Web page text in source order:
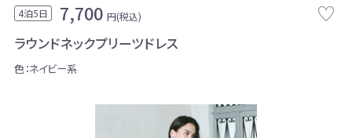
4泊5日 7,700 円(税込)
ラウンドネックプリーツドレス
色：ネイビー系